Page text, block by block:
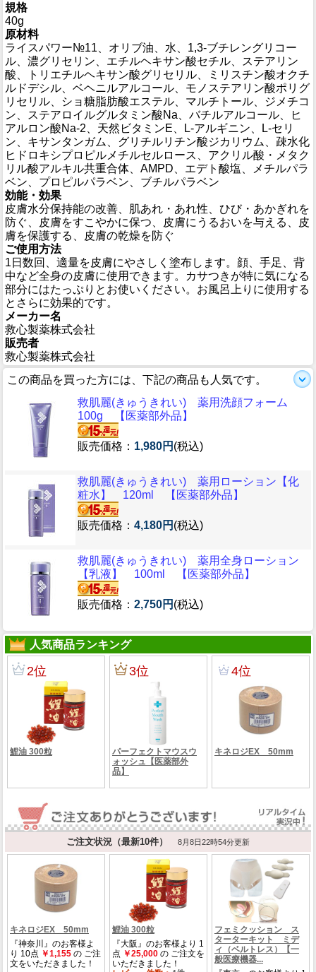
規格
40g
原材料
ライスパワー№11、オリブ油、水、1,3-ブチレングリコー
ル、濃グリセリン、エチルヘキサン酸セチル、ステアリン
酸、トリエチルヘキサン酸グリセリル、ミリスチン酸オクチ
ルドデシル、ベヘニルアルコール、モノステアリン酸ポリグ
リセリル、ショ糖脂肪酸エステル、マルチトール、ジメチコ
ン、ステアロイルグルタミン酸Na、バチルアルコール、ヒ
アルロン酸Na‐2、天然ビタミンE、L-アルギニン、L-セリ
ン、キサンタンガム、グリチルリチン酸ジカリウム、疎水化
ヒドロキシプロピルメチルセルロース、アクリル酸・メタク
リル酸アルキル共重合体、AMPD、エデト酸塩、メチルパラ
ベン、プロピルパラベン、ブチルパラベン
効能・効果
皮膚水分保持能の改善、肌あれ・あれ性、ひび・あかぎれを
防ぐ、皮膚をすこやかに保つ、皮膚にうるおいを与える、皮
膚を保護する、皮膚の乾燥を防ぐ
ご使用方法
1日数回、適量を皮膚にやさしく塗布します。顔、手足、背
中など全身の皮膚に使用できます。カサつきが特に気になる
部分にはたっぷりとお使いください。お風呂上りに使用する
とさらに効果的です。
メーカー名
救心製薬株式会社
販売者
救心製薬株式会社
この商品を買った方には、下記の商品も人気です。
救肌麗(きゅうきれい) 薬用洗顔フォーム
100g 【医薬部外品】
販売価格： 1,980円 (税込)
救肌麗(きゅうきれい) 薬用ローション【化
粧水】 120ml 【医薬部外品】
販売価格： 4,180円 (税込)
救肌麗(きゅうきれい) 薬用全身ローション
【乳液】 100ml 【医薬部外品】
販売価格： 2,750円 (税込)
人気商品ランキング